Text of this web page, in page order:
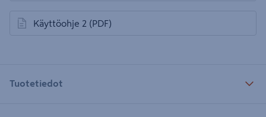
Käyttöohje 2 (PDF)
avautuu uuteen välilehteen
Tuotetiedot